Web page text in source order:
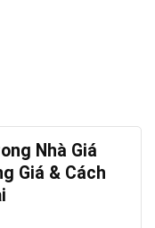
Nhà Giá
Giá & Cách